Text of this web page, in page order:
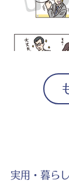
実用・暮ら